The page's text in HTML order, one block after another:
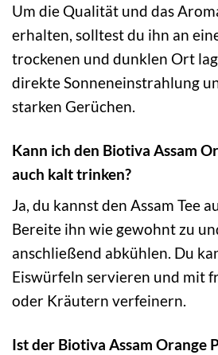
Um die Qualität und das
erhalten, solltest du ihn an
trockenen und dunklen Ort
direkte Sonneneinstrahlung
starken Gerüchen.
Kann ich den Biotiva Assam
auch kalt trinken?
Ja, du kannst den Assam Tee
Bereite ihn wie gewohnt zu
anschließend abkühlen. Du
Eiswürfeln servieren und mit
oder Kräutern verfeinern.
Ist der Biotiva Assam Orange